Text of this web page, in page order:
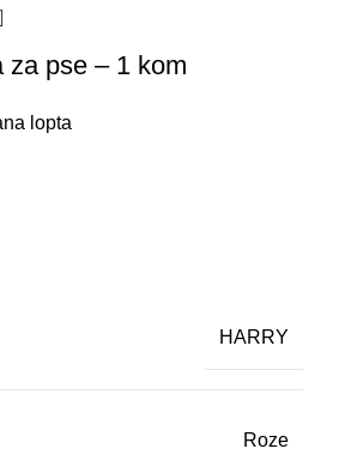
za pse – 1 kom
lopta
HARRY
Roze